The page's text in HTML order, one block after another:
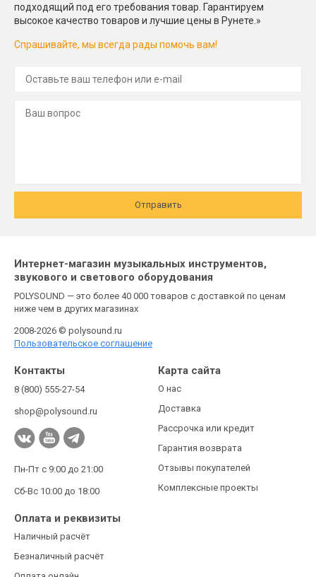
подходящий под его требования товар. Гарантируем
высокое качество товаров и лучшие цены в Рунете.»
Спрашивайте, мы всегда рады помочь вам!
Отправить
Интернет-магазин музыкальных инструментов,
звукового и светового оборудования
POLYSOUND — это более 40 000 товаров с доставкой по ценам
ниже чем в других магазинах
2008-2026 © polysound.ru
Пользовательское соглашение
Контакты
8 (800) 555-27-54
shop@polysound.ru
Пн-Пт с 9:00 до 21:00
Сб-Вс 10:00 до 18:00
Карта сайта
О нас
Доставка
Рассрочка или кредит
Гарантия возврата
Отзывы покупателей
Комплексные проекты
Оплата и реквизиты
Наличный расчёт
Безналичный расчёт